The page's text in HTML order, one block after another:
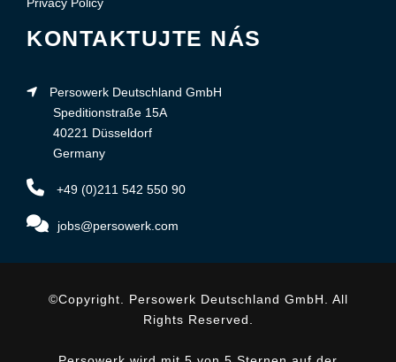
Privacy Policy
KONTAKTUJTE NÁS
Persowerk Deutschland GmbH
Speditionstraße 15A
40221 Düsseldorf
Germany
+49 (0)211 542 550 90
jobs@persowerk.com
©Copyright. Persowerk Deutschland GmbH. All
Rights Reserved.